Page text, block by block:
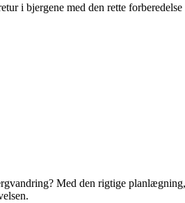
i bjergene med den rette forberedelse
Med den rigtige